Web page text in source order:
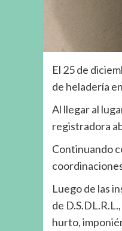
El 25 de
de heladería
Al llegar al
registradora
Continuando
Luego de las
de
hurto,